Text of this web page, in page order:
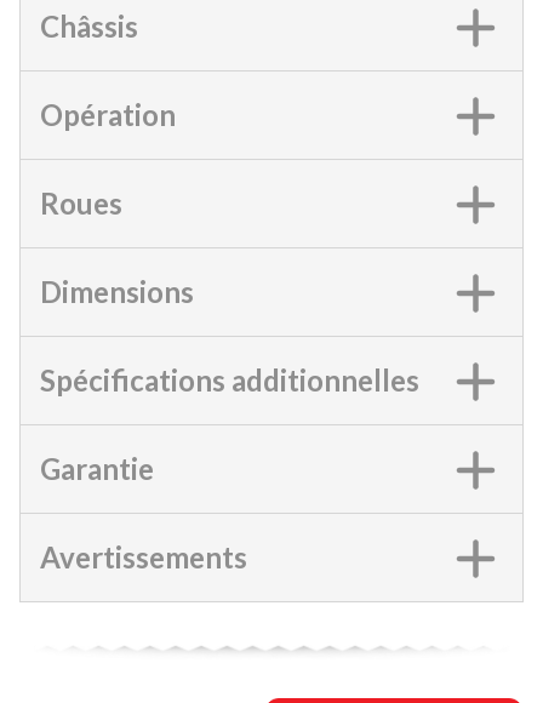
Châssis
Opération
Roues
Dimensions
Spécifications additionnelles
Garantie
Avertissements